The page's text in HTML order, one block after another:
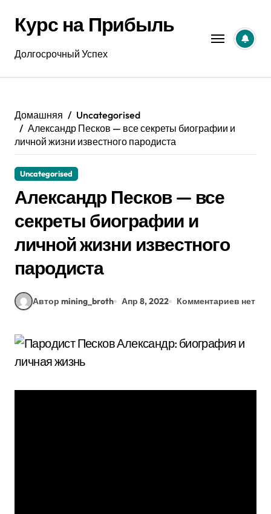
содержанию
Курс на Прибыль
Долгосрочный Успех
Домашняя
Uncategorised
Александр Песков — все секреты биографии и
личной жизни известного пародиста
Uncategorised
Александр Песков — все
секреты биографии и
личной жизни известного
пародиста
Автор mining_broth Апр 8, 2022 Комментариев нет